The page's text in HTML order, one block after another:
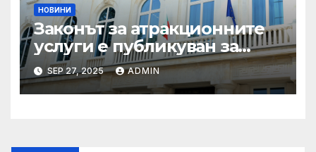
НОВИНИ
Законът за атракционните
услуги е публикуван за
обществено обсъждане
SEP 27, 2025 ADMIN